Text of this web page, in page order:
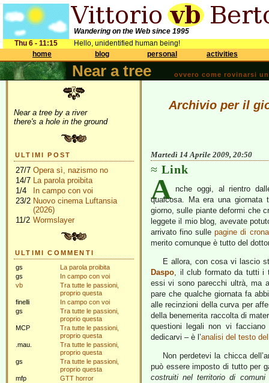
Wandering on the Web since 1995
Thu 6 - 11:15
Hello, unidentified human being!
home
blog personal activities
Near a tree ovvero come rovinarsi
Near a tree by a river
there's a hole in the ground
ULTIMI POST
27/7 Opera sì, nazismo no
14/7 La parola proibita
1/4
In campo con voi
23/2 Nuovo cinema Luftansia
(2026)
11/2 Wormslayer
ULTIMI COMMENTI
gs
La parola proibita
gs
In campo con voi
vb
Tra tutte le passioni,
proprio questa
finelli
In campo con voi
gs
Tra tutte le passioni,
proprio questa
MCP
Tra tutte le passioni,
proprio questa
.mau.
Tra tutte le passioni,
proprio questa
gs
Tra tutte le passioni,
proprio questa
mfp
GTT horror
Archivio per il
Martedì 14 Aprile 2009, 20:50
Link
A nche oggi, al rientro
qualcosa. Ma era una
giorno, sulle piante deformi che
leggete il mio blog, avevate
arrivato fino sullepagine di
merito comunque è tutto del
E allora, con cosa vi lascio
Daspo, il club formato da tutti i
essi vi sono parecchi ultrà, ma
pare che qualche giornata fa
alle recinzioni della curva per
della benemerita raccolta di
questioni legali non vi
dedicarvi – è l’analisi del testo
Non perdetevi la chicca
può essere imposto di tutto per
costruiti nel territorio di